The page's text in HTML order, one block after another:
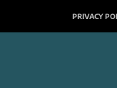
PRIVACY